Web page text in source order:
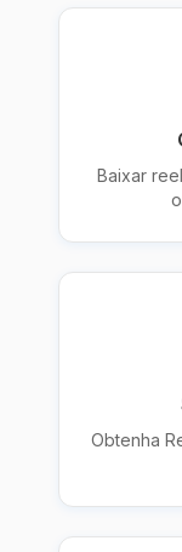
Baixar
Obtenha